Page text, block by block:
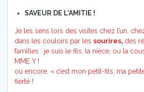
SAVEUR DE L’AMITIE !
Je les sens lors des visites chez l’un,
dans les couloirs par les sourires, des
familles : je suis le fils, la nièce, ou la
MME Y !
ou encore, « c’est mon petit-fils, ma
fierté !